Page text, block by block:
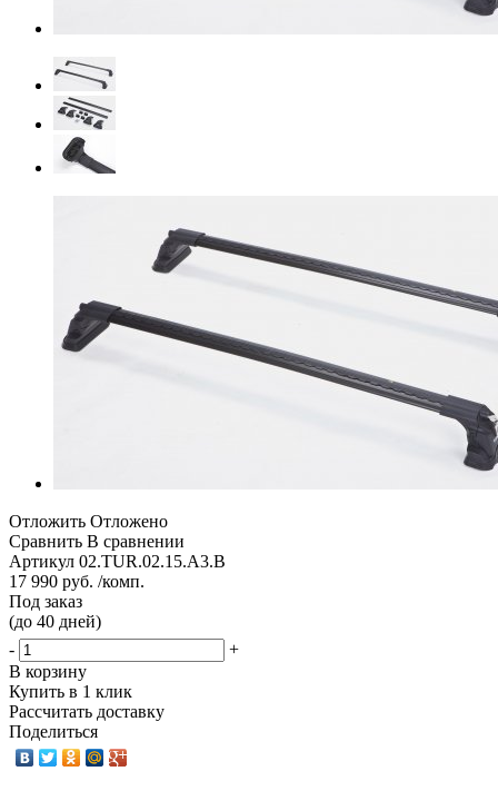
Отложить Отложено
Сравнить В сравнении
Артикул 02.TUR.02.15.A3.B
17 990 руб. /комп.
Под заказ
(до 40 дней)
-
+
В корзину
Купить в 1 клик
Рассчитать доставку
Поделиться